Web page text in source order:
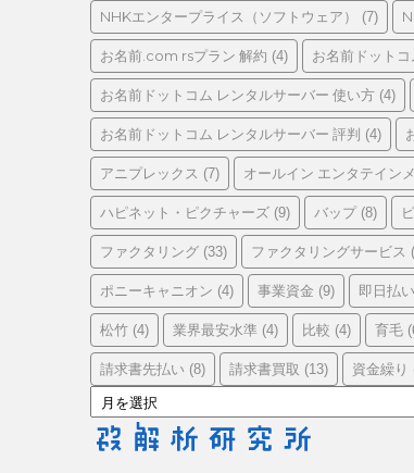
ーNHKエンタープライス（ソフトウェア） (7)
お名前.com rsプラン 解約 (4) お名前ドット
お名前ドットコム レンタルサーバー 使い方 (4)
お名前ドットコム レンタルサーバー 評判 (4)
アニプレックス (7) オールイン エンタテイン
ハピネット・ピクチャーズ (9) バップ(8)
ファクタリング (33) ファクタリングサービス
ポニーキャニオン (4) 事業資金 (9) 即日払い
松竹 (4) 業界最安水準 (4) 比較 (4) 育毛
請求書先払い (8) 請求書買取 (13) 資金繰り
ー
カ
イ